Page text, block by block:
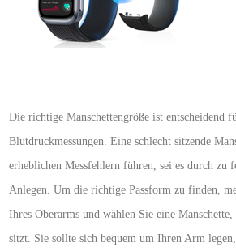
Die richtige Manschettengröße ist entscheidend
Blutdruckmessungen. Eine schlecht sitzende
erheblichen Messfehlern führen, sei es durch zu
Anlegen. Um die richtige Passform zu finden,
Ihres Oberarms und wählen Sie eine
sitzt. Sie sollte sich bequem um Ihren Arm